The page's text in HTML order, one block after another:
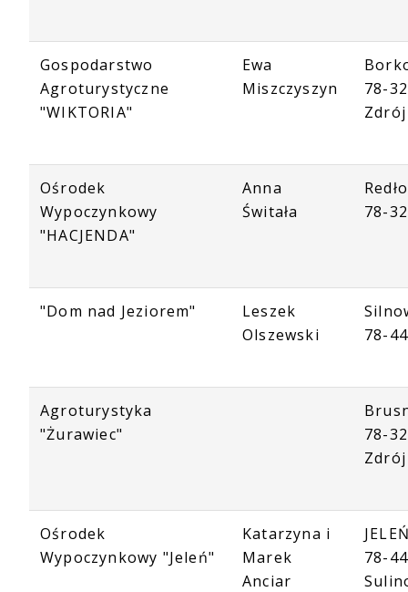
Gospodarstwo
Agroturystyczne
"WIKTORIA"
Ewa
Miszczyszyn
78-
Zdrój
Ośrodek
Wypoczynkowy
"HACJENDA"
Anna
Świtała
78-
"Dom nad Jeziorem"
Leszek
Olszewski
78-
Agroturystyka
"Żurawiec"
78-
Zdrój
Ośrodek
Wypoczynkowy "Jeleń"
Katarzyna i
Marek
Anciar
78-